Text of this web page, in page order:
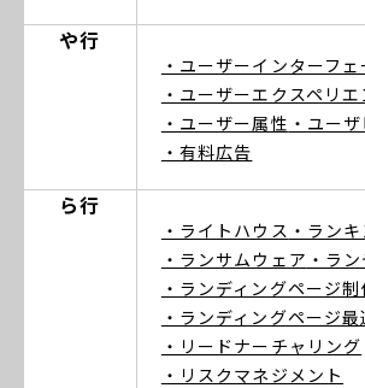
や行
・ユーザーインターフェ
・ユーザーエクスペリエ
・ユーザー属性 ・ユー
・有料広告
ら行
・ライトハウス ・ラン
・ランサムウェア ・ラ
・ランディングページ制
・ランディングページ最
・リードナーチャリング
・リスクマネジメント